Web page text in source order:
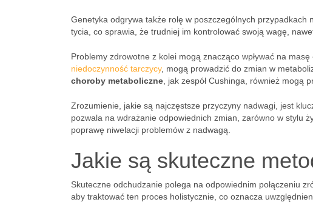
Genetyka odgrywa także rolę w poszczególnych
tycia, co sprawia, że trudniej im kontrolować swoją wagę,
Problemy zdrowotne z kolei mogą znacząco wpływać na masę
niedoczynność tarczycy, mogą prowadzić do zmian w
choroby metaboliczne , jak zespół Cushinga, również mogą
Zrozumienie, jakie są najczęstsze przyczyny nadwagi, jest
pozwala na wdrażanie odpowiednich zmian, zarówno w stylu
poprawę niwelacji problemów z nadwagą.
Jakie są skuteczne
Skuteczne odchudzanie polega na odpowiednim połączeniu
aby traktować ten proces holistycznie, co oznacza